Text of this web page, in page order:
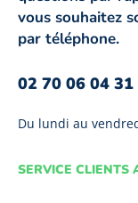
vous souhaitez
par téléphone.
02 70 06 04 31
Du lundi au
SERVICE CLIENTS